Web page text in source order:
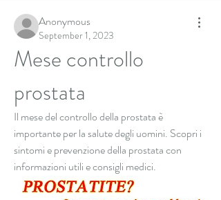
Anonymous
September 1, 2023
Mese controllo
prostata
Il mese del controllo della prostata è
importante per la salute degli uomini. Scopri i
sintomi e prevenzione della prostata con
informazioni utili e consigli medici.